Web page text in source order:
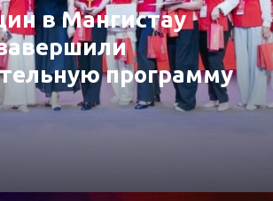
в Мангистау
программу
Қазына»